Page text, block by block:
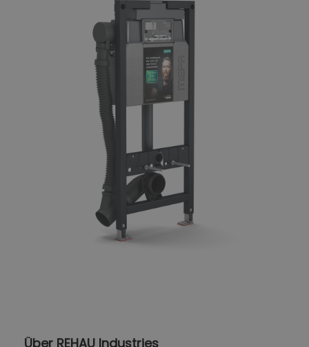
Über REHAU Industries